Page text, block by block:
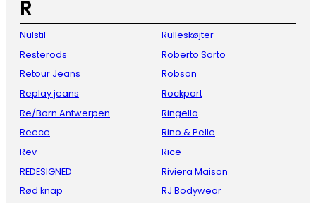
R
Nulstil
Resterods
Retour Jeans
Replay jeans
Re/Born Antwerpen
Reece
Rev
REDESIGNED
Rød knap
Rulleskøjter
Roberto Sarto
Robson
Rockport
Ringella
Rino & Pelle
Rice
Riviera Maison
RJ Bodywear